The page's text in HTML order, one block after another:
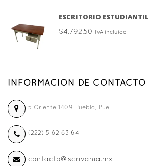
ESCRITORIO ESTUDIANTIL
$4,792.50 IVA incluido
INFORMACION DE CONTACTO
5 Oriente 1409 Puebla, Pue.
(222) 5 82 63 64
contacto@scrivania.mx